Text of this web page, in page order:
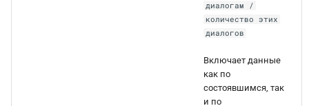
диалогам /
количество этих
диалогов
Включает данные
как по
состоявшимся, так
и по